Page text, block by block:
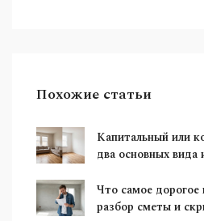
Похожие статьи
Капитальный или
два основных вида
Что самое дорогое
разбор сметы и